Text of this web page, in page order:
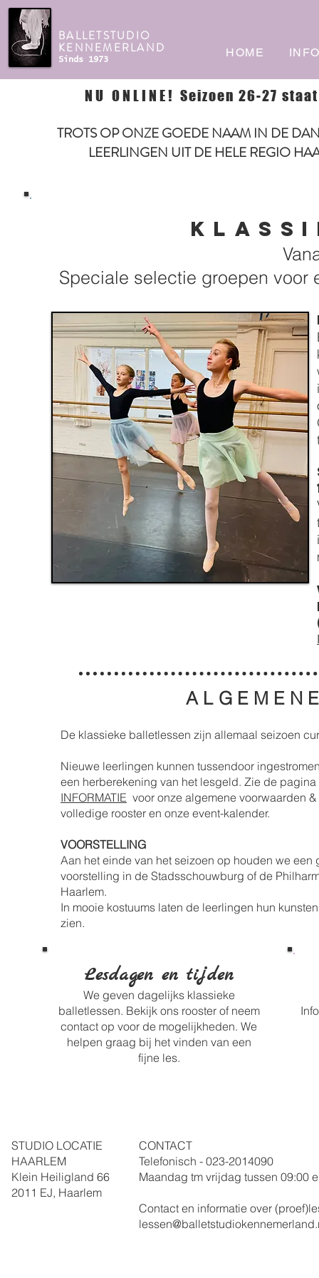
BALLETSTUDIO
KENNEMERLAND
Sinds 1973
HOME
NU ONLINE! Seizoen 26-27
TROTS OP ONZE GOEDE NAAM IN DE
LEERLINGEN UIT DE HELE REGIO
Speciale selectie groepen voor
De klassieke balletlessen zijn allemaal seizoen
Nieuwe leerlingen kunnen tussendoor
een herberekening van het lesgeld. Zie de pagina
INFORMATIE voor onze algemene voorwaarden
volledige rooster en onze event-kalender.
VOORSTELLING
Aan het einde van het seizoen op houden we een
voorstelling in de Stadsschouwburg of de
Haarlem.
In mooie kostuums laten de leerlingen hun
zien.
Lesdagen en tijden
We geven dagelijks klassieke
balletlessen. Bekijk ons rooster of neem
contact op voor de mogelijkheden. We
helpen graag bij het vinden van een
fijne les.
STUDIO LOCATIE
HAARLEM
Klein Heiligland 66
2011 EJ, Haarlem
CONTACT
Telefonisch - 023-2014090
Maandag tm vrijdag tussen 09:00
Contact en informatie over